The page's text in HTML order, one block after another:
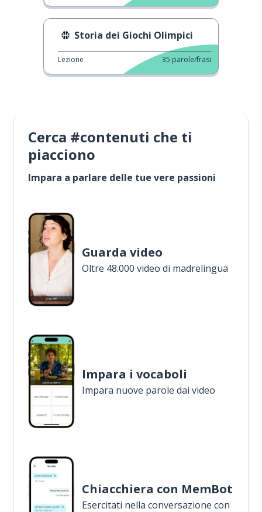
Storia dei Giochi Olimpici
Lezione 35 parole/frasi
Cerca #contenuti che ti
piacciono
Impara a parlare delle tue vere passioni
Guarda video
Oltre 48.000 video di madrelingua
Impara i vocaboli
Impara nuove parole dai video
Chiacchiera con MemBot
Esercitati nella conversazione con